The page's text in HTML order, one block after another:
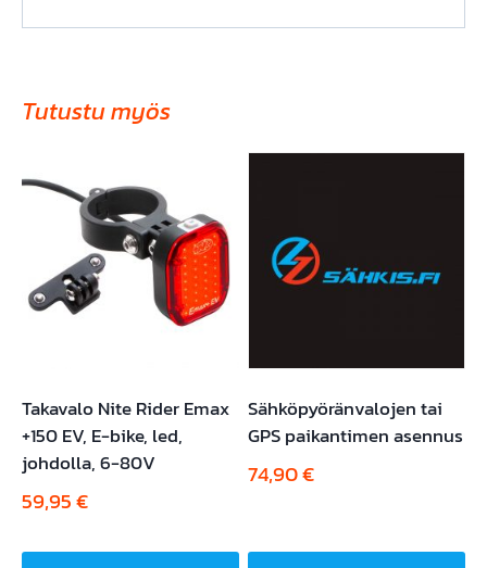
Tutustu myös
Takavalo Nite Rider Emax
+150 EV, E-bike, led,
johdolla, 6-80V
59,95€
Sähköpyöränvalojen tai
GPS paikantimen asennus
74,90€